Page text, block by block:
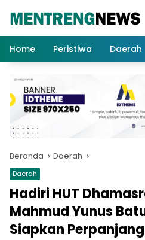
Home
Peristiwa Daerah
Beranda Daerah
Daerah
Hadiri HUT
Mahmud Yunus
Siapkan